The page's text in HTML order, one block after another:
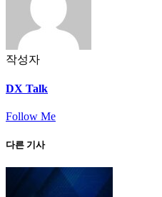
작성자
DX Talk
Follow Me
다른 기사